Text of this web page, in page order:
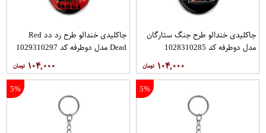
جاکلیدی خندالو طرح جنگ ستارگان
مدل دوطرفه کد 1028310285
۱۰۴,۰۰۰
جاکلیدی خندالو طرح رد دد Red
Dead مدل دوطرفه کد 1029310297
۱۰۴,۰۰۰
5%
5%